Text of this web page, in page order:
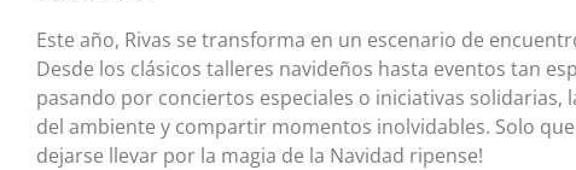
Este año, Rivas se transforma en un escenario de
Desde los clásicos talleres navideños hasta eventos tan
pasando por conciertos especiales o iniciativas solidarias,
del ambiente y compartir momentos inolvidables. Solo
dejarse llevar por la magia de la Navidad ripense!